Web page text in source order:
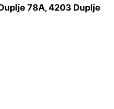
78A, 4203 Duplje